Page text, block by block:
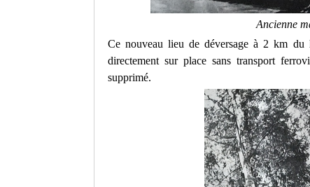
Ancienne
Ce nouveau lieu de déversage à 2 km
directement sur place sans transport
supprimé.